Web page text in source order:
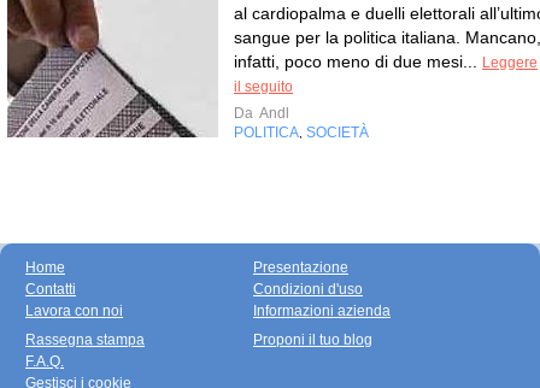
al cardiopalma e duelli elettorali
sangue per la politica italiana. Mancano,
infatti, poco meno di due mesi...
Leggere
il seguito
Da Andl
POLITICA SOCIETÀ
Home
Contatti
Lavora con noi
Presentazione
Condizioni d'uso
Informazioni azienda
Rassegna stampa
F.A.Q.
Gestisci i cookie
Proponi il tuo blog